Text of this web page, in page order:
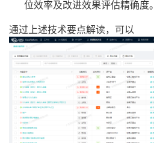
位效率及改进效果评估精确度。
通过上述技术要点解读，可以